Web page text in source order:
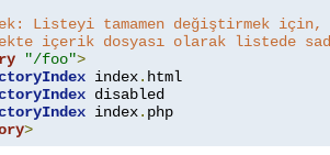
Listeyi tamamen değiştirmek
içerik dosyası olarak listede
"/foo">
index. html
disabled
index.
>